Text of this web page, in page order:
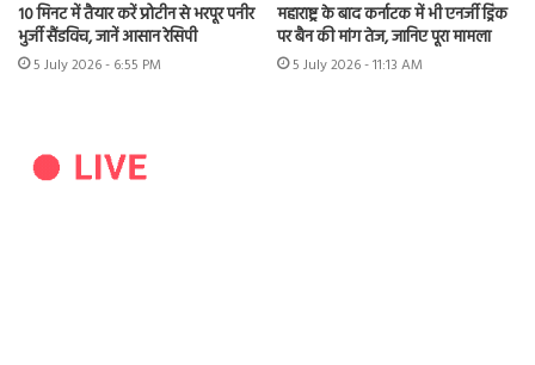
10 मिनट में तैयार करें प्रोटीन से भरपूर पनीर
भुर्जी सैंडविच, जानें आसान रेसिपी
5 July 2026 - 6:55 PM
महाराष्ट्र के बाद कर्नाटक में भी एनर्जी ड्रिंक
पर बैन की मांग तेज, जानिए पूरा मामला
5 July 2026 - 11:13 AM